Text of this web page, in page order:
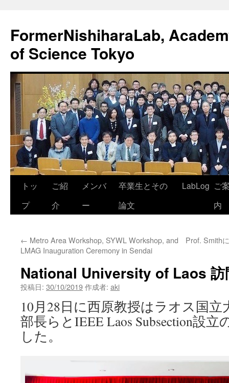
FormerNishiharaLab,
of Science Tokyo
ン
へ
キ
トッ
プ
ご紹
介
メンバ
ー
卒業生とその
論文
LabLog ご
内
← Metro Area Workshop, SYWL Workshop, and
LMAG Inauguration Ceremony in Sendai
Prof. Smith
National University of Laos 訪
投稿日: 30/10/2019作成者: aki
10月28日に西原教授はラオス国
部長らとIEEE Laos Subsection設
した。